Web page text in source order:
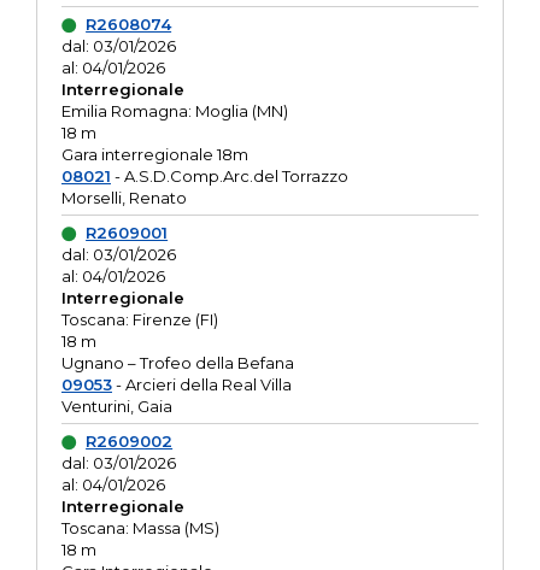
R2608074
dal: 03/01/2026
al: 04/01/2026
Interregionale
Emilia Romagna: Moglia (MN)
18 m
Gara interregionale 18m
08021 - A.S.D.Comp.Arc.del Torrazzo
Morselli, Renato
R2609001
dal: 03/01/2026
al: 04/01/2026
Interregionale
Toscana: Firenze (FI)
18 m
Ugnano – Trofeo della Befana
09053- Arcieri della Real Villa
Venturini, Gaia
R2609002
dal: 03/01/2026
al: 04/01/2026
Interregionale
Toscana: Massa (MS)
18 m